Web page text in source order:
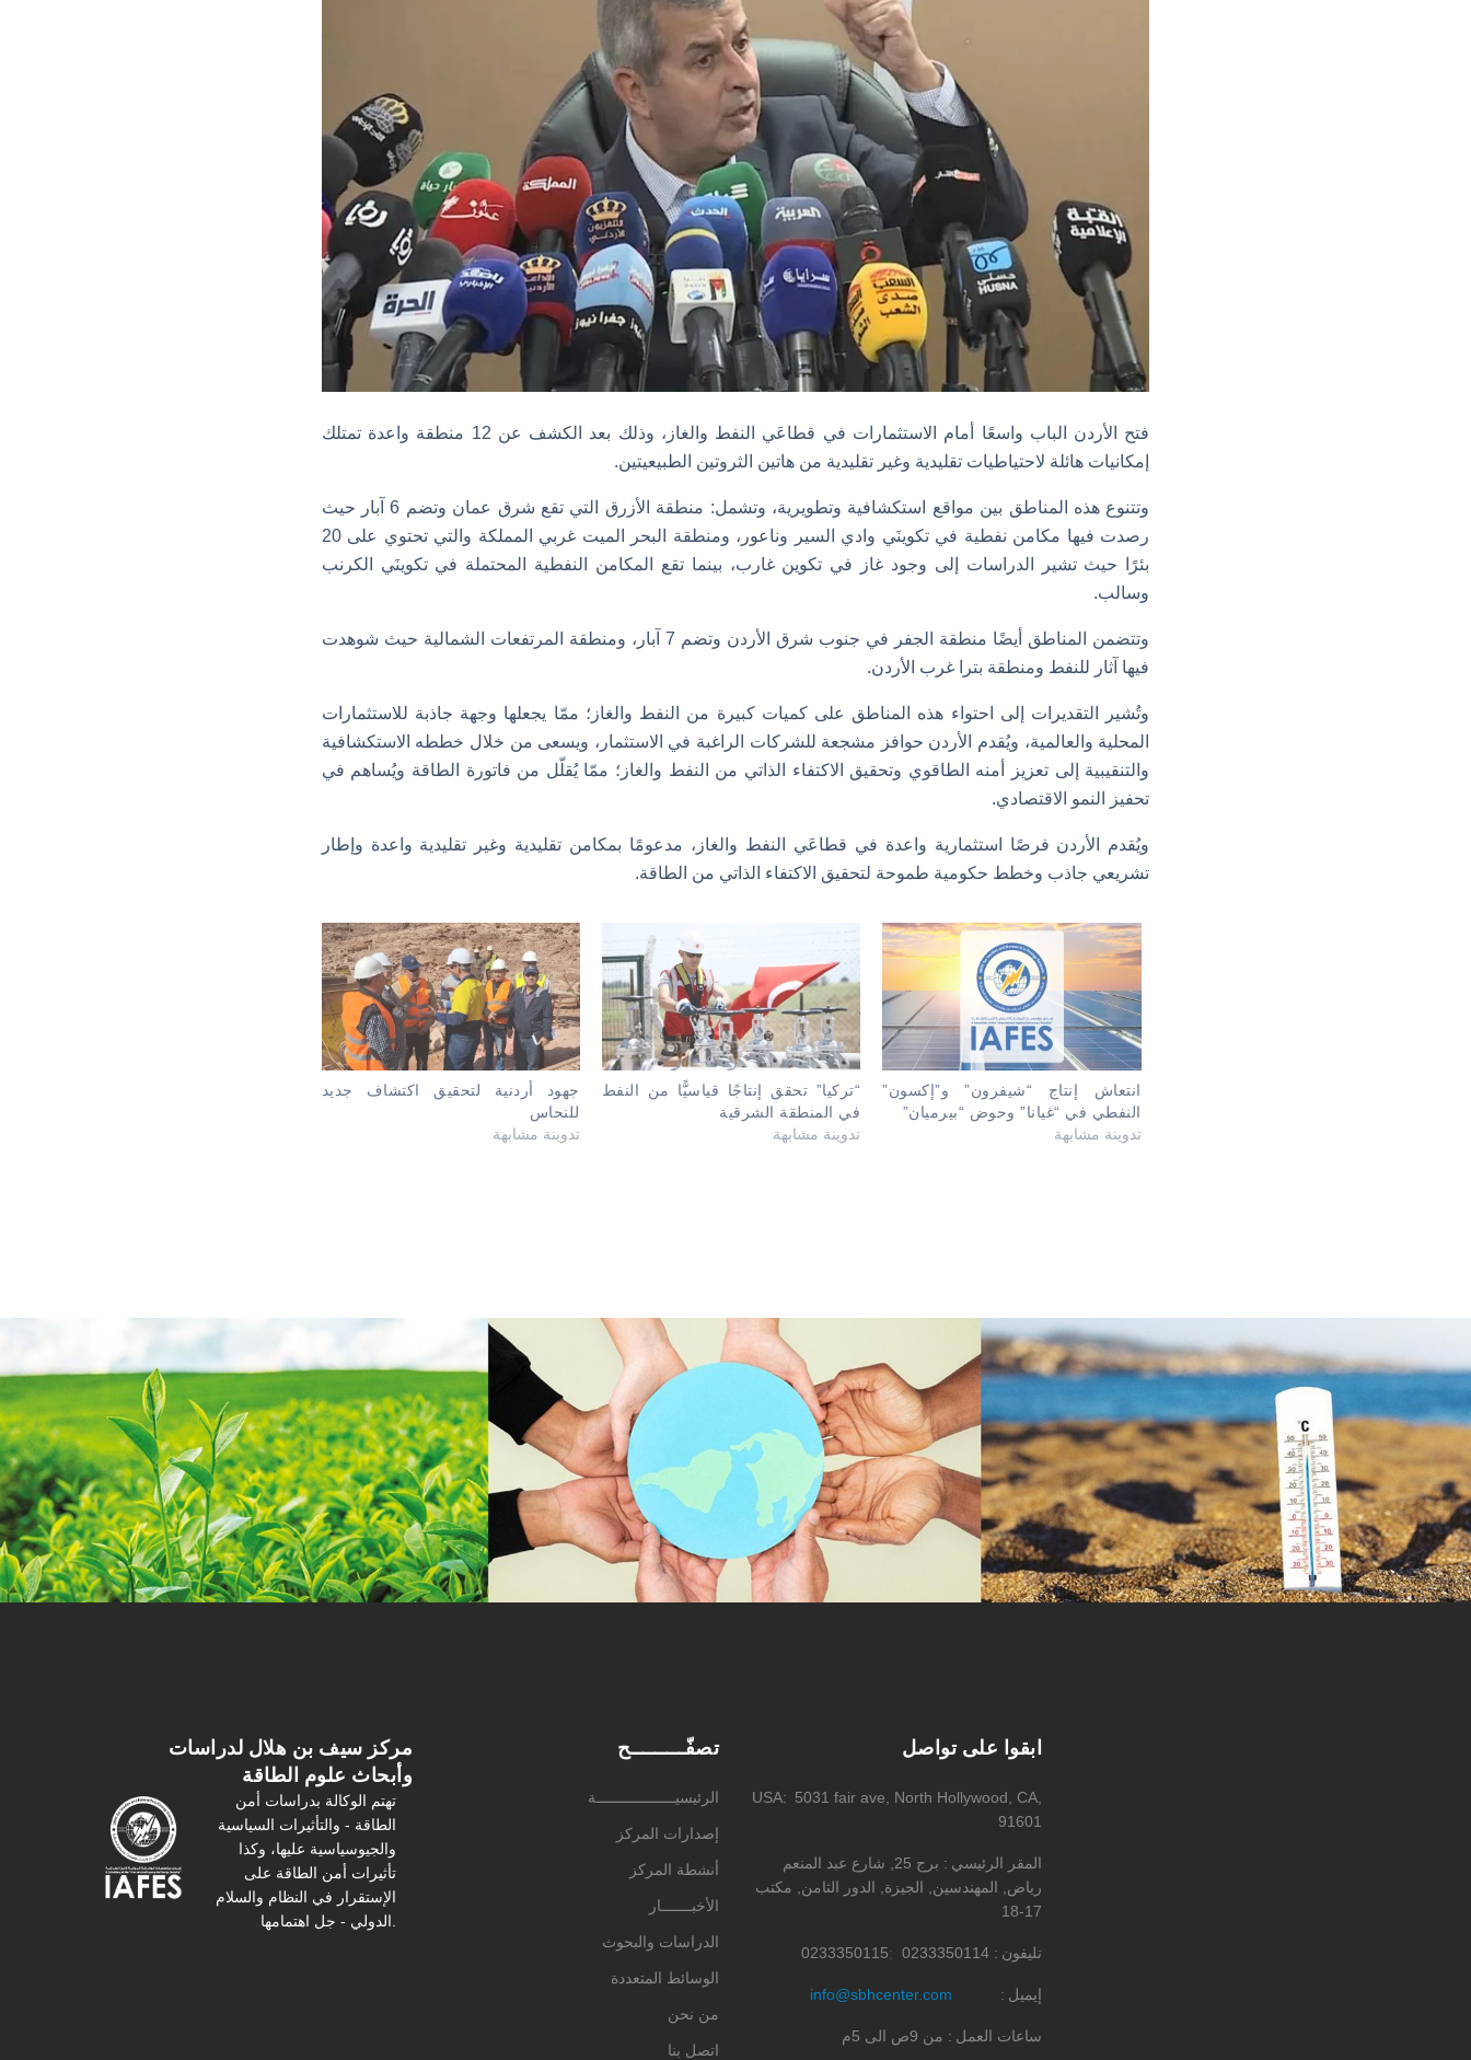
فتح الأردن الباب واسعًا أمام الاستثمارات في قطاعَي النفط والغاز، وذلك بعد الكشف عن 12 منطقة واعدة تمتلك
إمكانيات هائلة لاحتياطيات تقليدية وغير تقليدية من هاتين الثروتين الطبيعيتين.
وتتنوع هذه المناطق بين مواقع استكشافية وتطويرية، وتشمل: منطقة الأزرق التي تقع شرق عمان وتضم 6 آبار حيث
رصدت فيها مكامن نفطية في تكوينَي وادي السير وناعور، ومنطقة البحر الميت غربي المملكة والتي تحتوي على 20
بئرًا حيث تشير الدراسات إلى وجود غاز في تكوين غارب، بينما تقع المكامن النفطية المحتملة في تكوينَي الكرنب
وسالب.
وتتضمن المناطق أيضًا منطقة الجفر في جنوب شرق الأردن وتضم 7 آبار، ومنطقة المرتفعات الشمالية حيث شوهدت
فيها آثار للنفط ومنطقة بترا غرب الأردن.
وتُشير التقديرات إلى احتواء هذه المناطق على كميات كبيرة من النفط والغاز؛ ممّا يجعلها وجهة جاذبة للاستثمارات
المحلية والعالمية، ويُقدم الأردن حوافز مشجعة للشركات الراغبة في الاستثمار، ويسعى من خلال خططه الاستكشافية
والتنقيبية إلى تعزيز أمنه الطاقوي وتحقيق الاكتفاء الذاتي من النفط والغاز؛ ممّا يُقلّل من فاتورة الطاقة ويُساهم في
تحفيز النمو الاقتصادي.
ويُقدم الأردن فرصًا استثمارية واعدة في قطاعَي النفط والغاز، مدعومًا بمكامن تقليدية وغير تقليدية واعدة وإطار
تشريعي جاذب وخطط حكومية طموحة لتحقيق الاكتفاء الذاتي من الطاقة.
جهود أردنية لتحقيق اكتشاف جديد
للنحاس
تدوينة مشابهة
“تركيا” تحقق إنتاجًا قياسيًّا من النفط
في المنطقة الشرقية
تدوينة مشابهة
انتعاش إنتاج “شيفرون” و”إكسون”
النفطي في “غيانا” وحوض “بيرميان”
تدوينة مشابهة
مركز سیف بن هلال لدراسات
وأبحاث علوم الطاقة
تهتم الوكالة بدراسات أمن
الطاقة - والتأثیرات السیاسیة
والجیوسیاسیة عليها، وكذا
تأثیرات أمن الطاقة على
الإستقرار في النظام والسلام
تصفّـــــــــح
الرئيسيــــــــــــــــــة
إصدارات المركز
أنشطة المركز
الأخبـــــــار
الدراسات والبحوث
الوسائط المتعددة
من نحن
اتصل بنا
ابقوا على تواصل
USA
5031 fair ave, North Hollywood, CA,
91601
المقر الرئيسي
برج 25, شارع عبد المنعم
رياض, المهندسين, الجيزة, الدور الثامن, مكتب
17-18
تليفون 0233350114
0233350115
إيميل info@sbhcenter.com
ساعات العمل من 9ص الى 5م